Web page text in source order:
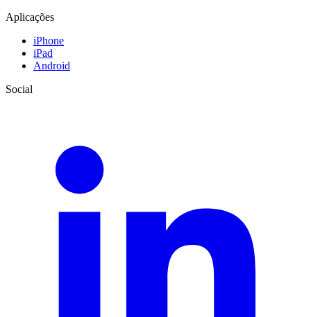
Aplicações
iPhone
iPad
Android
Social